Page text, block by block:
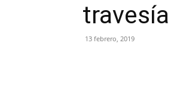
travesía
13 febrero, 2019